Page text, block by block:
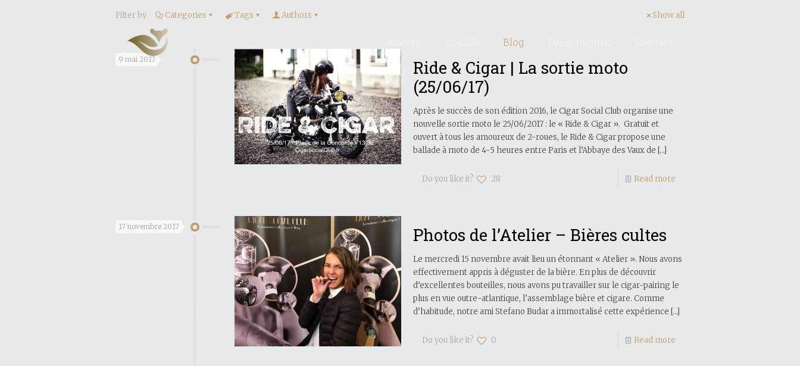
Blog
Filter by Categories Tags Authors Show all
9 mai 2017
Ride & Cigar | La sortie moto
(25/06/17)
Après le succès de son édition 2016, le Cigar Social Club organise une
nouvelle sortie moto le 25/06/2017 : le « Ride & Cigar ». Gratuit et
ouvert à tous les amoureux de 2-roues, le Ride & Cigar propose une
ballade à moto de 4-5 heures entre Paris et l’Abbaye des Vaux de […]
Do you like it? 28 Read more
17 novembre 2017 Photos de l’Atelier – Bières cultes
Le mercredi 15 novembre avait lieu un étonnant « Atelier ». Nous avons
effectivement appris à déguster de la bière. En plus de découvrir
d’excellentes bouteilles, nous avons pu travailler sur le cigar-pairing le
plus en vue outre-atlantique, l’assemblage bière et cigare. Comme
d’habitude, notre ami Stefano Budar a immortalisé cette expérience […]
Do you like it? 0 Read more